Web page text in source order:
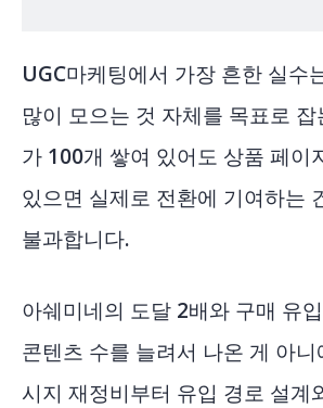
UGC마케팅에서 가장 흔한 실수
많이 모으는 것 자체를 목표로
가 100개 쌓여 있어도 상품 페이
있으면 실제로 전환에 기여하는
불과합니다.
아쉐미네의 도달 2배와 구매 유
콘텐츠 수를 늘려서 나온 게 아니
시지 재정비부터 유입 경로 설계